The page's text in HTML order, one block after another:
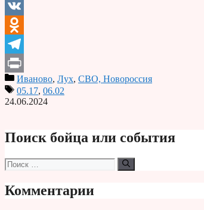
Email
VK
Odnoklassniki
Telegram
PrintИваново, Лух, СВО, Новороссия
05.17, 06.02
24.06.2024
Поиск бойца или события
Поиск:
Комментарии